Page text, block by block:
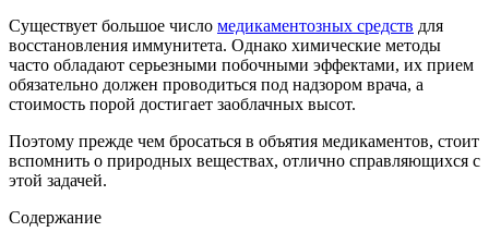
Существует большое число медикаментозных средств для
восстановления иммунитета. Однако химические методы
часто обладают серьезными побочными эффектами, их прием
обязательно должен проводиться под надзором врача, а
стоимость порой достигает заоблачных высот.
Поэтому прежде чем бросаться в объятия медикаментов, стоит
вспомнить о природных веществах, отлично справляющихся с
этой задачей.
Содержание